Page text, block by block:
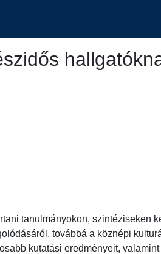
tanulmányokon, szintéziseken
továbbá a köznépi
kutatási eredményeit,